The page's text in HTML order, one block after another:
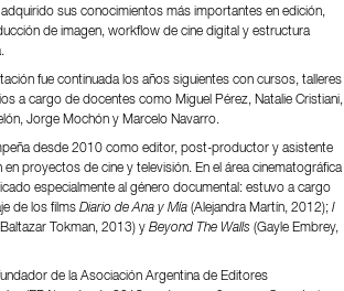
sus conocimientos más importantes en edición,
de imagen, workflow de cine digital y estructura
fue continuada los años siguientes con cursos, talleres
a cargo de docentes como Miguel Pérez, Natalie Cristiani,
Jorge Mochón y Marcelo Navarro.
desde 2010 como editor, post-productor y asistente
en proyectos de cine y televisión. En el área cinematográfica
especialmente al género documental: estuvo a cargo
de los films Diario de Ana y Mía(Alejandra Martín, 2012); I
Tokman, 2013) y Beyond The Walls(Gayle Embrey,
de la Asociación Argentina de Editores